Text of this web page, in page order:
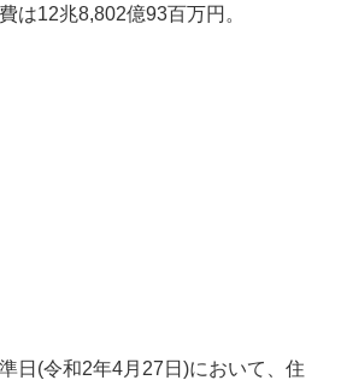
は12兆8,802億93百万円。
日(令和2年4月27日)において、住